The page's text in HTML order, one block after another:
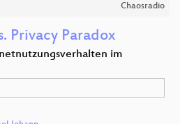
Chaosradio
Privacy Paradox
im